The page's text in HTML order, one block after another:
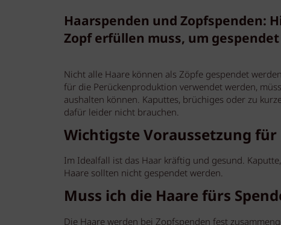
Haarspenden und Zopfspenden:
Zopf erfüllen muss, um
Nicht alle Haare können als Zöpfe gespendet
für die Perückenproduktion verwendet werden,
aushalten können. Kaputtes, brüchiges oder zu
dafür leider nicht brauchen.
Wichtigste Voraussetzung für
Im Idealfall ist das Haar kräftig und gesund.
Haare sollten nicht gespendet werden.
Muss ich die Haare fürs